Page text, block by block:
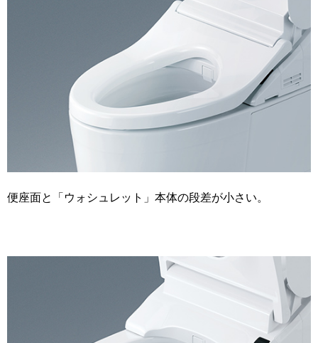
便座面と「ウォシュレット」本体の段差が小さい。